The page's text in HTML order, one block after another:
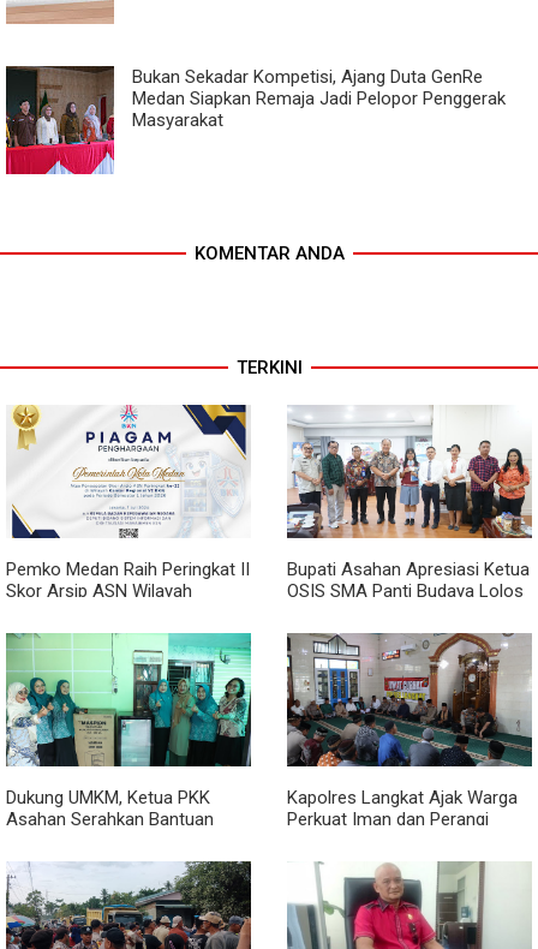
Bukan Sekadar Kompetisi, Ajang Duta GenRe
Medan Siapkan Remaja Jadi Pelopor Penggerak
Masyarakat
KOMENTAR ANDA
TERKINI
Pemko Medan Raih Peringkat II
Skor Arsip ASN Wilayah
Bupati Asahan Apresiasi Ketua
OSIS SMA Panti Budaya Lolos
Nasional
Dukung UMKM, Ketua PKK
Asahan Serahkan Bantuan
Sentang
Kapolres Langkat Ajak Warga
Perkuat Iman dan Perangi
Curhat